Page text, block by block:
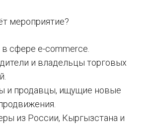
мероприятие?
сфере e-commerce.
и владельцы торговых
и продавцы, ищущие новые
из России, Кыргызстана и